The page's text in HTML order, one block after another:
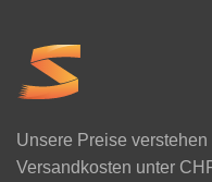
Unsere Preise
Versandkosten unter